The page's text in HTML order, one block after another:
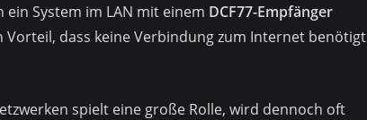
System im LAN mit einem DCF77-Empfänger
Vorteil, dass keine Verbindung zum Internet benötigt
spielt eine große Rolle, wird dennoch oft